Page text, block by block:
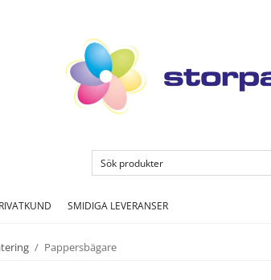
SMIDIGA LEVERANSER
/ Pappersbägare